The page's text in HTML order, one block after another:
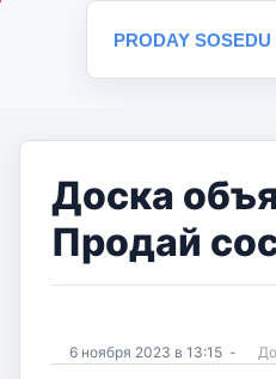
PRODAY SOSEDU
Доска
Продай
6 ноября 2023 в 13:15 -